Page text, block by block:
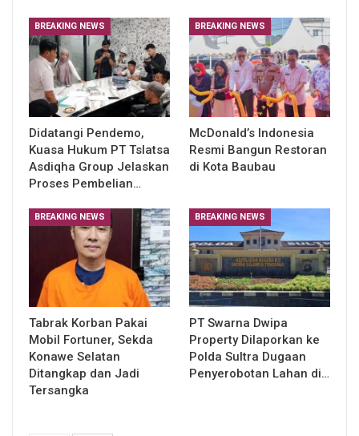
BREAKING NEWS
Didatangi Pendemo,
Kuasa Hukum PT Tslatsa
Asdiqha Group Jelaskan
Proses Pembelian…
BREAKING NEWS
McDonald’s Indonesia
Resmi Bangun Restoran
di Kota Baubau
BREAKING NEWS
Tabrak Korban Pakai
Mobil Fortuner, Sekda
Konawe Selatan
Ditangkap dan Jadi
Tersangka
BREAKING NEWS
PT Swarna Dwipa
Property Dilaporkan ke
Polda Sultra Dugaan
Penyerobotan Lahan di…